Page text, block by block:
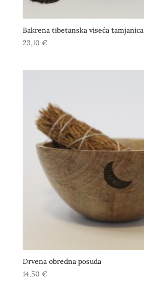
Bakrena tibetanska viseća tamjanica
23,10 €
Drvena obredna posuda
14,50 €